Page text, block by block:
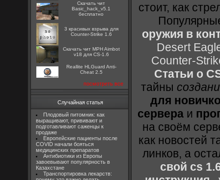
Скачать чит
Basic_hack_v5.1
бесплатно
3 красивых взрыва для
Counter-Strike 1.6
Скачать чит MPH Aimbot
v18 для CS-1.6
Reallite HLGuard Anti-
Cheat 2.5
посмотреть все
Случайная статья
Плодовый питомник: как
выращивают, прививают и
подготавливают саженцы к
продаже
Европейские пациенты после
COVID начали бояться
медицинских препаратов
Антибиотики из Европы
завоевывают популярность в
Казахстане
Транспортировка лекарств:
стоит, как
оружия в
Desert
Counter-
Статьи о
тайны
для
сервера и
на своём
как новостей
линков, а
свой cs